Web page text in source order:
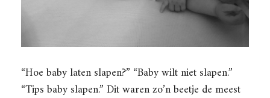
“Hoe baby laten slapen?” “Baby wilt niet slapen.”
“Tips baby slapen.” Dit waren zo’n beetje de meest